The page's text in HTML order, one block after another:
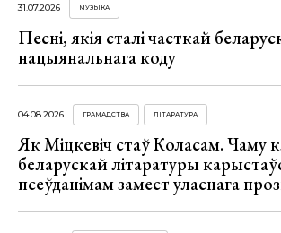
31.07.2026 МУЗЫКА
Песні, якія сталі часткай
нацыянальнага коду
04.08.2026 ГРАМАДСТВА ЛІТАРАТУРА
Як Міцкевіч стаў Коласам. Чаму
беларускай літаратуры
псеўданімам замест уласнага